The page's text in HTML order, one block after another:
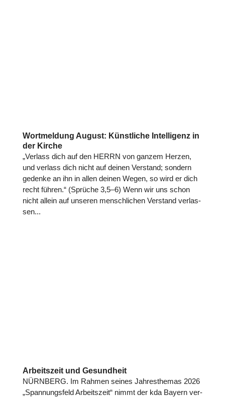
Wortmeldung August: Künstliche Intelligenz in
der Kirche
„Verlass dich auf den HERRN von ganzem Herzen,
und verlass dich nicht auf deinen Verstand; sondern
gedenke an ihn in allen deinen Wegen, so wird er dich
recht führen.“ (Sprüche 3,5–6) Wenn wir uns schon
nicht allein auf unseren mensch­li­chen Verstand ver­las­
sen...
Arbeitszeit und Gesundheit
NÜRNBERG. Im Rahmen seines Jah­res­the­mas 2026
„Span­nungs­feld Arbeits­zeit“ nimmt der kda Bayern ver­